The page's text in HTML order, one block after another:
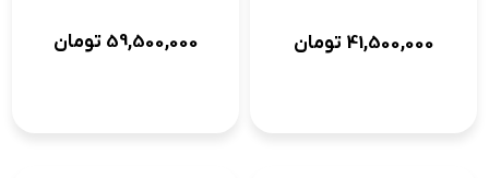
41,500,000 تومان 59,500,000 تومان